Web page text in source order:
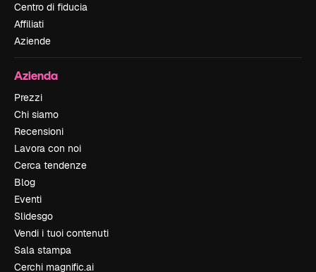
Centro di fiducia
Affiliati
Aziende
Azienda
Prezzi
Chi siamo
Recensioni
Lavora con noi
Cerca tendenze
Blog
Eventi
Slidesgo
Vendi i tuoi contenuti
Sala stampa
Cerchi magnific.ai